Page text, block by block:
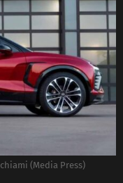
(Media Press)